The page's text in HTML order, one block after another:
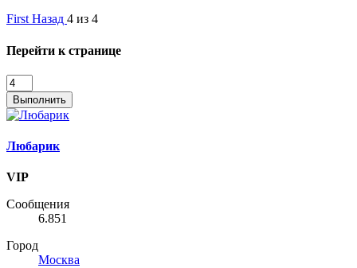
First Назад 4 из 4
Перейти к странице
Выполнить
Любарик
VIP
Сообщения
6.851
Город
Москва